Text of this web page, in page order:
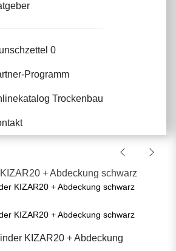
0
Programm
Trockenbau
KIZAR20 + Abdeckung schwarz
KIZAR20 + Abdeckung schwarz